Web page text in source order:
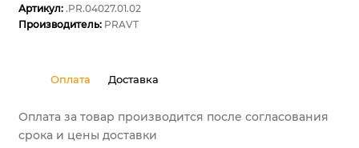
Артикул: .PR.04027.01.02
Производитель: PRAVT
Оплата Доставка
Оплата за товар производится после согласования
срока и цены доставки